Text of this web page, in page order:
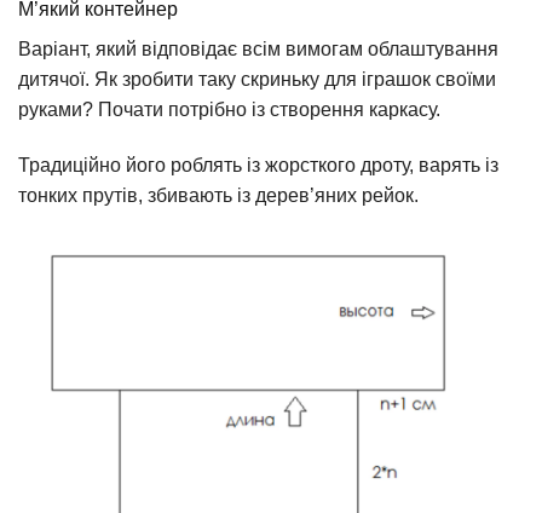
М’який контейнер
Варіант, який відповідає всім вимогам облаштування
дитячої. Як зробити таку скриньку для іграшок своїми
руками? Почати потрібно із створення каркасу.
Традиційно його роблять із жорсткого дроту, варять із
тонких прутів, збивають із дерев’яних рейок.